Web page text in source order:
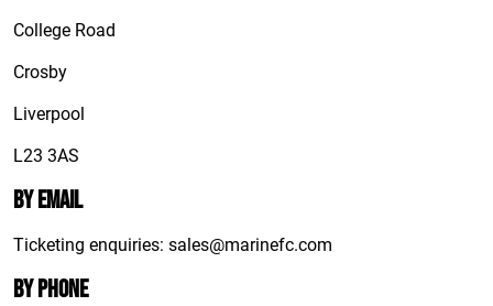
College Road
Crosby
Liverpool
L23 3AS
By email
Ticketing enquiries: sales@marinefc.com
By phone